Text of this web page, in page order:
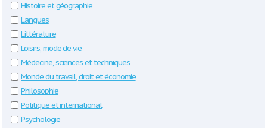
Histoire et géographie
Langues
Littérature
Loisirs, mode de vie
Médecine, sciences et techniques
Monde du travail, droit et économie
Philosophie
Politique et international
Psychologie